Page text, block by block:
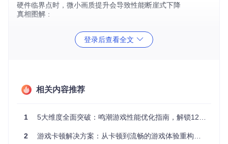
硬件临界点时，微小画质提升会导致性能断崖式下降
真相图解 ：
    A[画质设置] --> B{临界点}
风险提示：盲目追求最高画质可能导致"负优化"，实际体验反
而不如中高画质下的稳定帧率
误区2：驱动默认设置即为最佳配置
原理剖析：驱动默认设置采用"普适性妥协方案"，无法针对特
登录后查看全文
相关内容推荐
1 5大维度全面突破：鸣潮游戏性能优化指南，解锁120帧高帧率体验
2 游戏卡顿解决方案：从卡顿到流畅的游戏体验重构指南